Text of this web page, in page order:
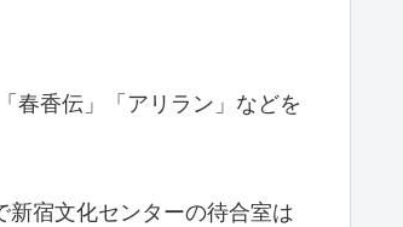
春香伝」「アリラン」などを
宿文化センターの待合室は